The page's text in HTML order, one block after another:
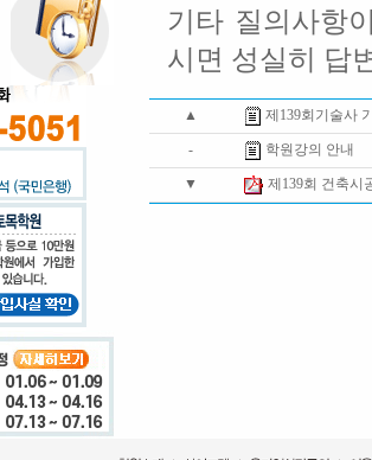
기타 질의사항
시면 성실히 답
▲ 제139회기술사
- 학원강의 안내
▼ 제139회 건축시